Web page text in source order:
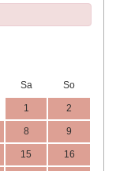
Sa So
1 2
8 9
15 16